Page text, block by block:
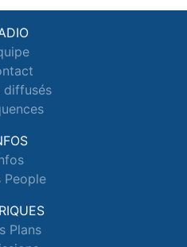
diffusés
People
Plans